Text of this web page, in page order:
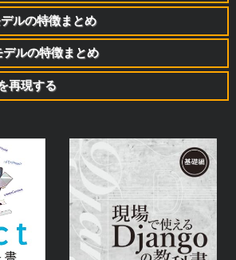
ルの特徴まとめ
デルの特徴まとめ
再現する